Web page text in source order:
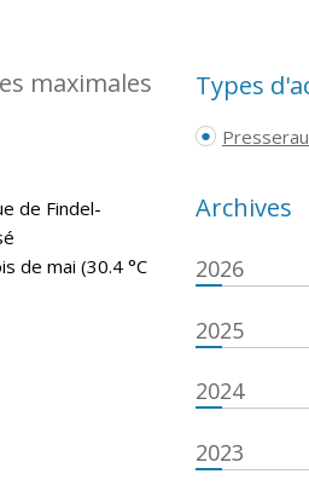
maximales
de Findel-
de mai (30.4 °C
Types
Archives
2026
2025
2024
2023